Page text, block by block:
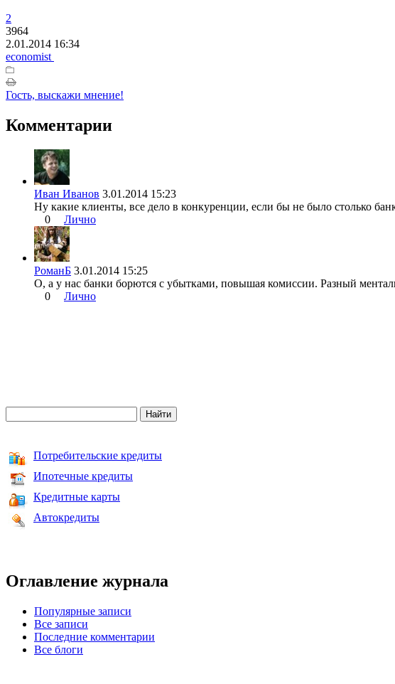
2
3964
2.01.2014 16:34
economist
Гость, выскажи мнение!
Комментарии
Иван Иванов 3.01.2014 15:23
Ну какие клиенты, все дело в конкуренции, если бы не было столько
0
Лично
РоманБ 3.01.2014 15:25
О, а у нас банки борются с убытками, повышая комиссии. Разный
0
Лично
Потребительские кредиты
Ипотечные кредиты
Кредитные карты
Автокредиты
Оглавление журнала
Популярные записи
Все записи
Последние комментарии
Все блоги